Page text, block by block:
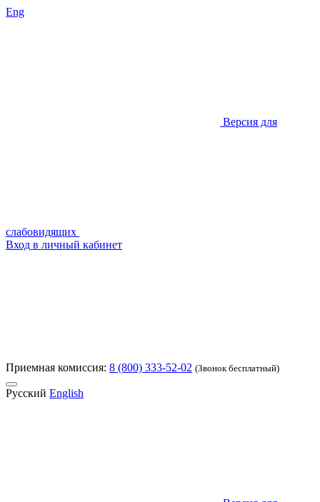
Eng
Версия для
слабовидящих
Вход в личный кабинет
Приемная комиссия: 8 (800) 333-52-02 (Звонок бесплатный)
Русский English